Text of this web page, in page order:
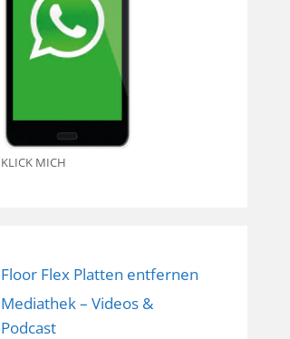
KLICK MICH
Floor Flex Platten entfernen
Mediathek – Videos &
Podcast